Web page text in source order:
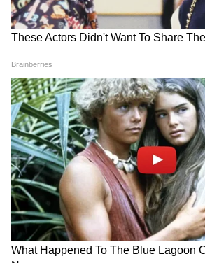
Image Credit : Our Own
এখনই পাহাড়ের সর্বনিম্ন
থেকে ২৩ ডিগ্রির মধ্যে। বলতে
গিয়েছে শীতের আমেজ।
7
9